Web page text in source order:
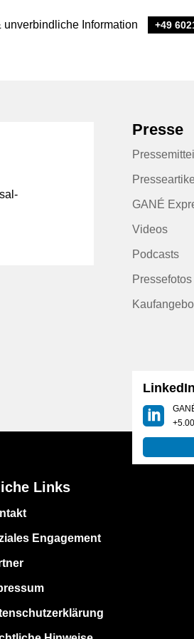
unverbindliche Information +49
Presse
Presseartikel
GANÉ
Videos
Podcasts
Pressefotos
LinkedIn
Links
Engagement